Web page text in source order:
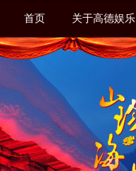
首页 关于高德娱乐